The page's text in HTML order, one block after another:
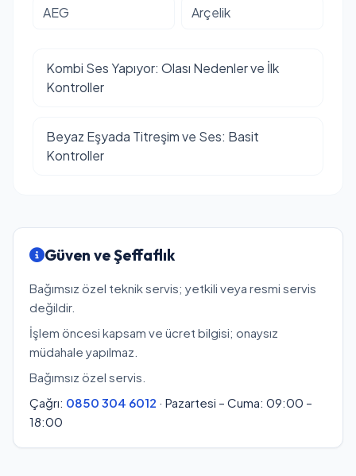
AEG Arçelik
Kombi Ses Yapıyor: Olası Nedenler ve İlk
Kontroller
Beyaz Eşyada Titreşim ve Ses: Basit
Kontroller
Güven ve Şeffaflık
Bağımsız özel teknik servis; yetkili veya resmi servis
değildir.
İşlem öncesi kapsam ve ücret bilgisi; onaysız
müdahale yapılmaz.
Bağımsız özel servis.
Çağrı: 0850 304 6012 · Pazartesi – Cuma: 09:00 –
18:00